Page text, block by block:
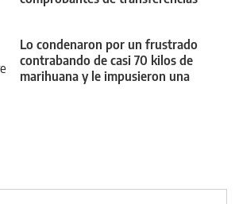
Lo condenaron por un frustrado
contrabando de casi 70 kilos de
marihuana y le impusieron una